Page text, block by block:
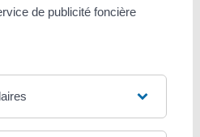
de publicité foncière